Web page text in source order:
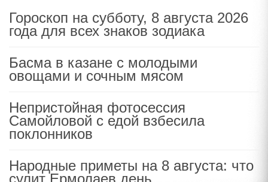
Гороскоп на субботу, 8 августа 2026
года для всех знаков зодиака
Басма в казане с молодыми
овощами и сочным мясом
Непристойная фотосессия
Самойловой с едой взбесила
поклонников
Народные приметы на 8 августа: что
сулит Ермолаев день